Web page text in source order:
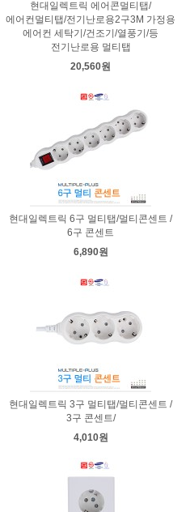
현대일렉트릭 에어콘멀티탭/
에어컨멀티탭/전기난로용2구3M 가정용
에어컨 세탁기/건조기/열풍기/등
전기난로용 멀티탭
20,560원
현대일렉트릭 6구 멀티탭/멀티콘센트 /
6구 콘센트
6,890원
현대일렉트릭 3구 멀티탭/멀티콘센트 /
3구 콘센트/
4,010원